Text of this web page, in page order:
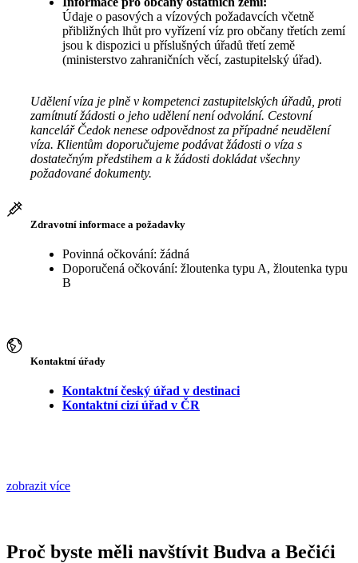
Údaje o pasových a vízových požadavcích včetně
přibližných lhůt pro vyřízení víz pro občany třetích zemí
jsou k dispozici u příslušných úřadů třetí země
(ministerstvo zahraničních věcí, zastupitelský úřad).
Udělení víza je plně v kompetenci zastupitelských úřadů, proti
zamítnutí žádosti o jeho udělení není odvolání. Cestovní
kancelář Čedok nenese odpovědnost za případné neudělení
víza. Klientům doporučujeme podávat žádosti o víza s
dostatečným předstihem a k žádosti dokládat všechny
požadované dokumenty.
Zdravotní informace a požadavky
Povinná očkování: žádná
Doporučená očkování: žloutenka typu A, žloutenka typu
B
Kontaktní úřady
Kontaktní český úřad v destinaci
Kontaktní cizí úřad v ČR
zobrazit více
Proč byste měli navštívit Budva a Bečići